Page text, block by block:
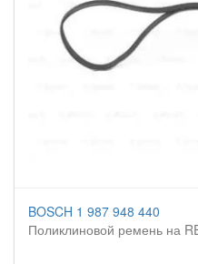
BOSCH 1 987 948 440
Поликлиновой ремень на